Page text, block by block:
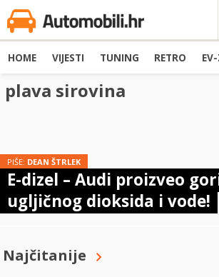
HOME VIJESTI TUNING RETRO
plava sirovina
PIŠE: DEAN ŠTRLEK
E-dizel – Audi proizveo
ugljičnog dioksida i vode!
Najčitanije